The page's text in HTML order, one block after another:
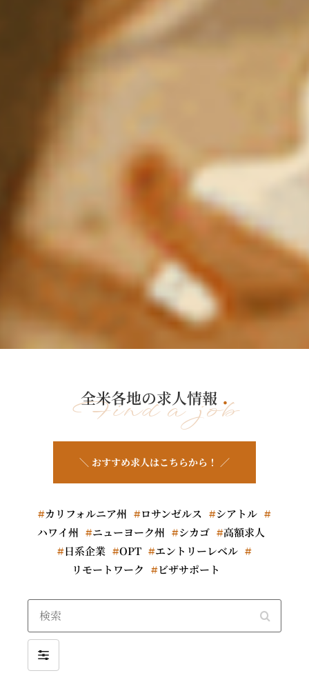
全米各地の求人情報
Find a job
＼ おすすめ求人はこちらから！ ／
カリフォルニア州 ロサンゼルス
シアトル
ハワイ州
ニューヨーク州 シカゴ
高額求人
日系企業
OPT
エントリーレベル
リモートワーク
ビザサポート
Search
Filter
by